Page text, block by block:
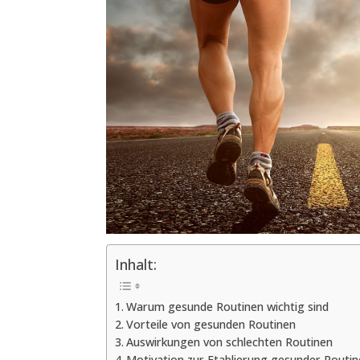
Inhalt:
Warum gesunde Routinen wichtig sind
Vorteile von gesunden Routinen
Auswirkungen von schlechten Routinen